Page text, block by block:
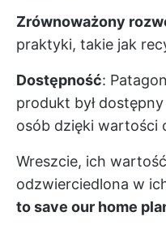
Zrównoważony
praktyki, takie jak
Dostępność:
produkt był
osób dzięki wartości
Wreszcie, ich
odzwierciedlona w
to save our home